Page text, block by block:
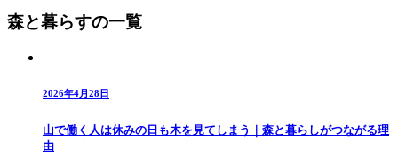
森と暮らすの一覧
2026年4月28日
山で働く人は休みの日も木を見てしまう｜森と暮らしがつながる理
由